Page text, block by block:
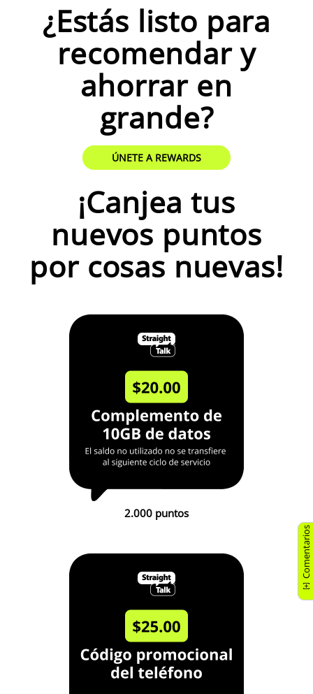
¿Estás listo para
recomendar y
ahorrar en
grande?
ÚNETE A REWARDS
¡Canjea tus
nuevos puntos
por cosas nuevas!
2.000 puntos
Comentarios